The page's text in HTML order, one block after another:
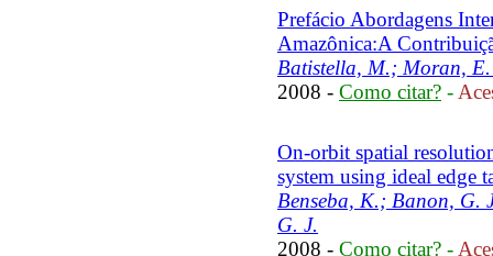
Prefácio Abordagens
Amazônica:A
Batistella, M.; Moran,
2008 - Como citar? -
On-orbit spatial
system using ideal edge
Benseba, K.; Banon, G.
G. J.
2008 - Como citar? -